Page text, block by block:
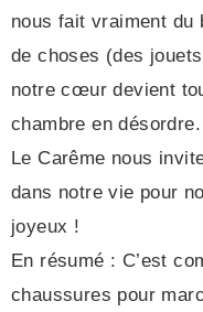
nous fait vraiment du
de choses (des
notre cœur devient
chambre en
Le Carême nous
dans notre vie pour
joyeux !
En résumé : C’est
chaussures pour